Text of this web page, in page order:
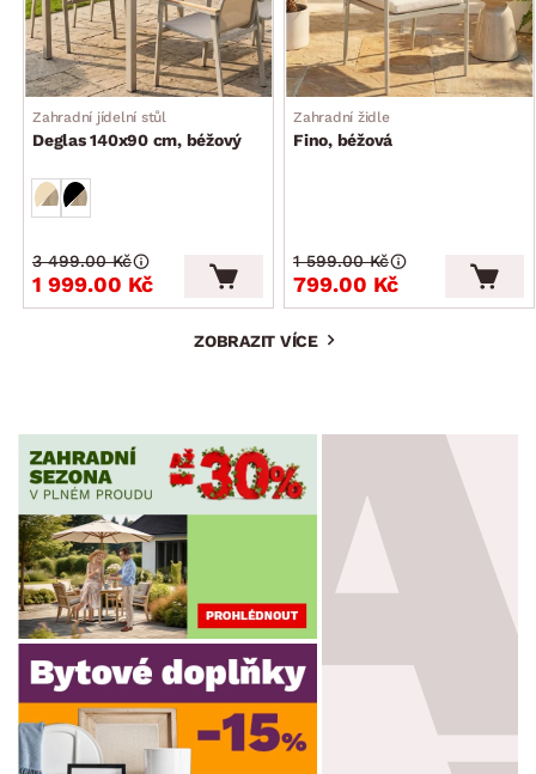
Zahradní jídelní stůl
Deglas 140x90 cm, béžový
1 999.00 Kč
3 499.00 Kč
Zahradní židle
Fino, béžová
799.00 Kč
1 599.00 Kč
ZOBRAZIT VÍCE